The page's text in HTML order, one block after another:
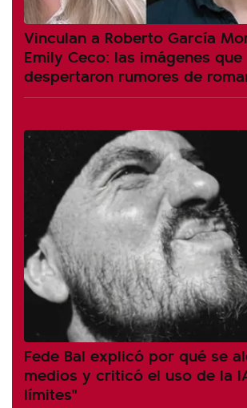
Vinculan a Roberto García
Emily Ceco: las imágenes que
despertaron rumores de
Fede Bal explicó por qué se
medios y criticó el uso de la
límites"